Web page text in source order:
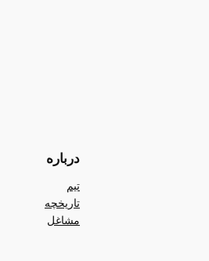
درباره
تیم
تاریخچه
مشاغل